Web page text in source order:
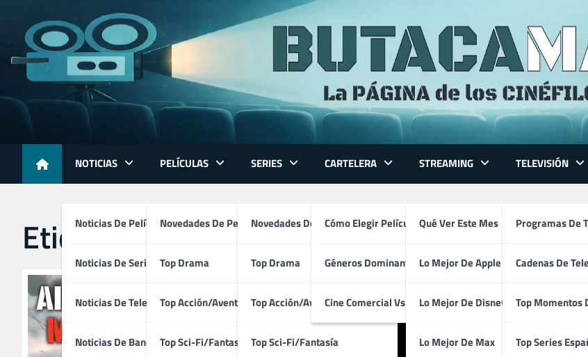
content
NOTICIAS
Noticias De Películas
Noticias De Series
Noticias De Televisión
Noticias De Bandas Sonoras
PELÍCULAS
Novedades De Películas
Top Drama
Top Acción/Aventura
Top Sci-Fi/Fantasía
SERIES
Novedades De Series
Top Drama
Top Acción/Aventura
Top Sci-Fi/Fantasía
CARTELERA
Cómo Elegir Película
Géneros Dominantes
Cine Comercial Vs Autor
STREAMING
Qué Ver Este Mes
Lo Mejor De Apple TV
Lo Mejor De Disney+
Lo Mejor De Max
TELEVISIÓN
Programas De
Cadenas De
Top Momentos
Top Series
Etiqueta: critics choice mejor actriz